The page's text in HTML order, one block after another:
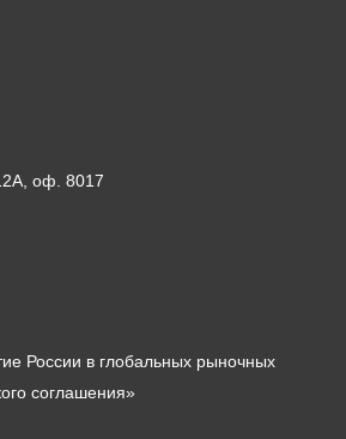
оф. 8017
России в глобальных рыночных
соглашения»